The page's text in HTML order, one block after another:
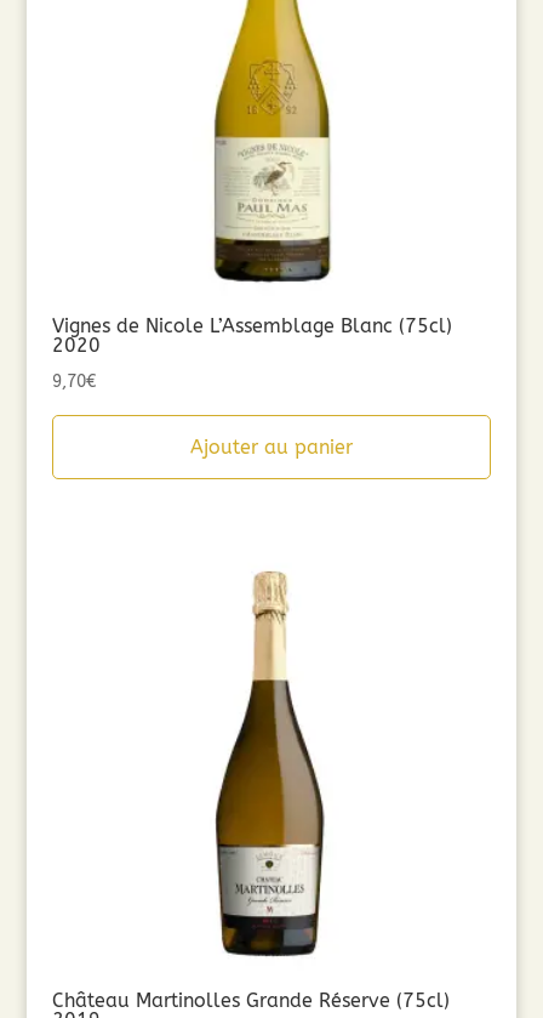
Vignes de Nicole L’Assemblage Blanc (75cl)
2020
9,70€
Ajouter au panier
Château Martinolles Grande Réserve (75cl)